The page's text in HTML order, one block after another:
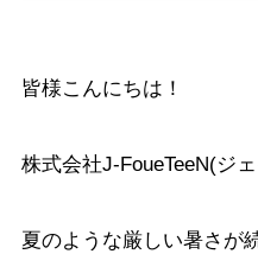
皆様こんにちは！
株式会社J-FoueTeeN(ジ
夏のような厳しい暑さが